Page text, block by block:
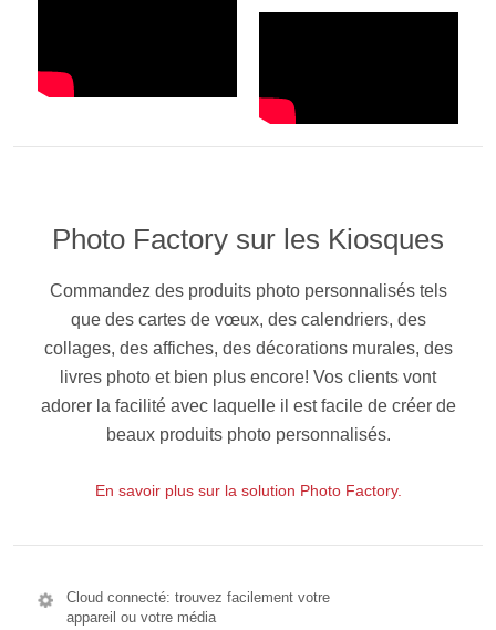
Photo Factory sur les Kiosques
Commandez des produits photo personnalisés tels
que des cartes de vœux, des calendriers, des
collages, des affiches, des décorations murales, des
livres photo et bien plus encore! Vos clients vont
adorer la facilité avec laquelle il est facile de créer de
beaux produits photo personnalisés.
En savoir plus sur la solution Photo Factory.
Cloud connecté: trouvez facilement votre
appareil ou votre média